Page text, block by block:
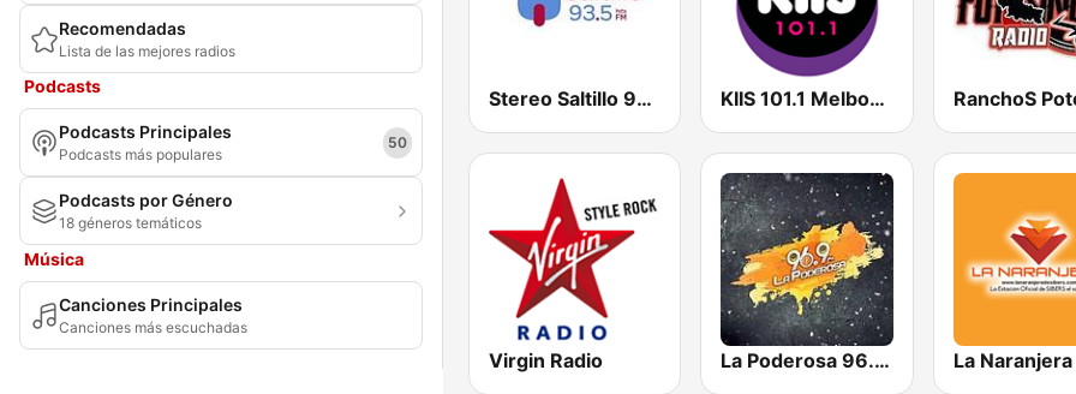
Recomendadas
Lista de las mejores radios
Podcasts
Podcasts Principales
Podcasts más populares
50
Podcasts por Género
18 géneros temáticos
Música
Canciones Principales
Canciones más escuchadas
Stereo Saltillo 93.5 KIIS 101.1 Melbourne
Virgin Radio La Poderosa 96.9 FM